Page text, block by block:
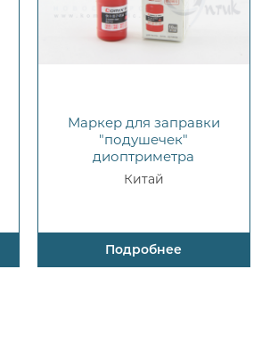
Маркер для заправки
"подушечек"
диоптриметра
Китай
Подробнее